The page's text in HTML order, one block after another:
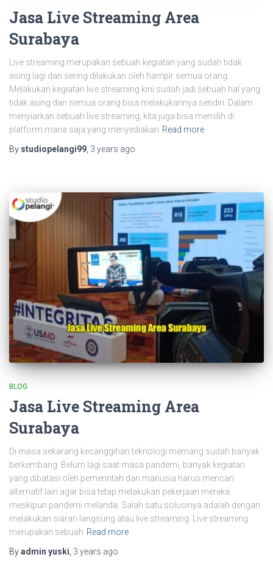
Jasa Live Streaming Area
Surabaya
Live streaming merupakan sebuah kegiatan yang sudah tidak
asing lagi dan sering dilakukan oleh hampir semua orang.
Melakukan kegiatan live streaming kini sudah jadi sebuah hal yang
tidak asing dan semua orang bisa melakukannya sendiri. Dalam
menyiarkan sebuah live streaming, kita juga bisa memilih di
platform mana saja yang menyediakan Read more
By studiopelangi99, 3 years ago
BLOG
Jasa Live Streaming Area
Surabaya
Di masa sekarang kecanggihan teknologi memang sudah banyak
berkembang. Belum lagi saat masa pandemi, banyak kegiatan
yang dibatasi oleh pemerintah dan manusia harus mencari
alternatif lain agar bisa tetap melakukan pekerjaan mereka
meskipun pandemi melanda. Salah satu solusinya adalah dengan
melakukan siaran langsung atau live streaming. Live streaming
merupakan sebuah Read more
Byadmin yuski 3 years ago